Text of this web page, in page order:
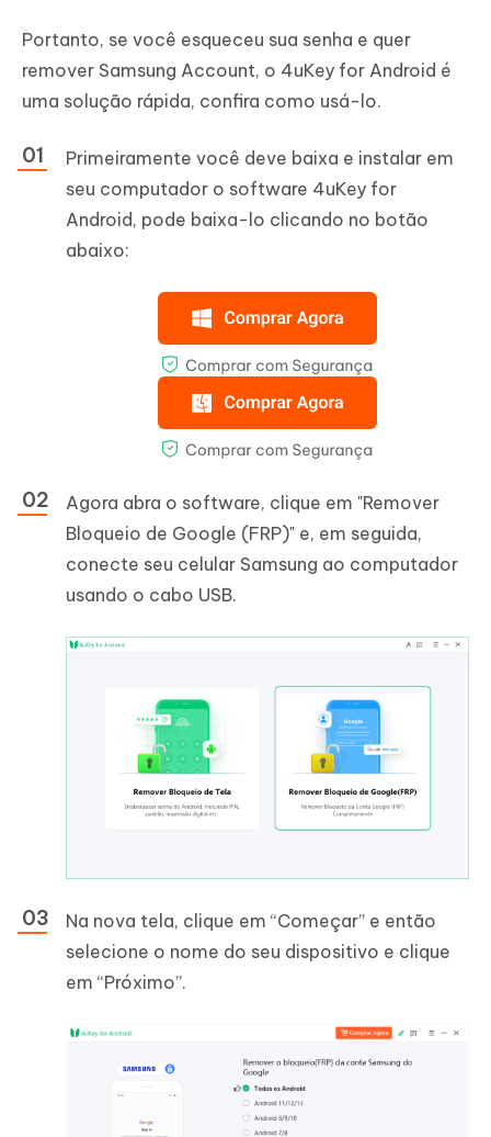
Portanto, se você esqueceu sua senha e quer
remover Samsung Account, o 4uKey for Android é
uma solução rápida, confira como usá-lo.
Primeiramente você deve baixa e instalar em
seu computador o software 4uKey for
Android, pode baixa-lo clicando no botão
abaixo:
Agora abra o software, clique em "Remover
Bloqueio de Google (FRP)" e, em seguida,
conecte seu celular Samsung ao computador
usando o cabo USB.
Na nova tela, clique em “Começar” e então
selecione o nome do seu dispositivo e clique
em “Próximo”.